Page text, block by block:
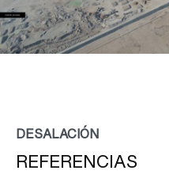
DESALACIÓN
REFERENCIAS